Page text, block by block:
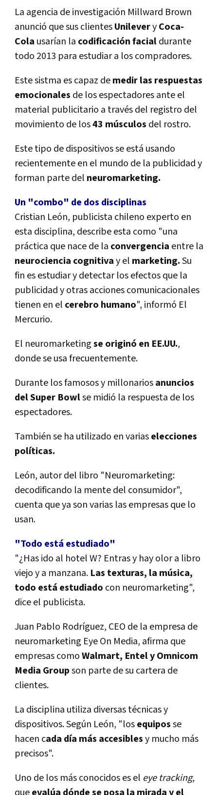
La agencia de investigación Millward Brown
anunció que sus clientesUnileveryCoca-
Cola usarían la codificación facialdurante
todo 2013 para estudiar a los compradores.
Este sistma es capaz demedir las respuestas
emocionales de los espectadores ante el
material publicitario a través del registro del
movimiento de los43 músculos del rostro.
Este tipo de dispositivos se está usando
recientemente en el mundo de la publicidad y
forman parte del neuromarketing.
Un "combo" de dos disciplinas
Cristian León, publicista chileno experto en
esta disciplina, describe esta como "una
práctica que nace de la convergencia entre la
neurociencia cognitivay el marketing.Su
fin es estudiar y detectar los efectos que la
publicidad y otras acciones comunicacionales
tienen en el cerebro humano", informó El
Mercurio.
El neuromarketingse originó en EE.UU.,
donde se usa frecuentemente.
Durante los famosos y millonariosanuncios
del Super Bowlse midió la respuesta de los
espectadores.
También se ha utilizado en variaselecciones
políticas.
León, autor del libro "Neuromarketing:
decodificando la mente del consumidor",
cuenta que ya son varias las empresas que lo
usan.
"Todo está estudiado"
"¿Has ido al hotel W? Entras y hay olor a libro
viejo y a manzana. Las texturas, la música,
todo está estudiado con neuromarketing",
dice el publicista.
Juan Pablo Rodríguez, CEO de la empresa de
neuromarketing Eye On Media, afirma que
empresas comoWalmart, Entel y Omnicom
Media Groupson parte de su cartera de
clientes.
La disciplina utiliza diversas técnicas y
dispositivos. Según León, "losequiposse
hacen cada día más accesiblesy mucho más
precisos".
Uno de los más conocidos es el eye tracking,